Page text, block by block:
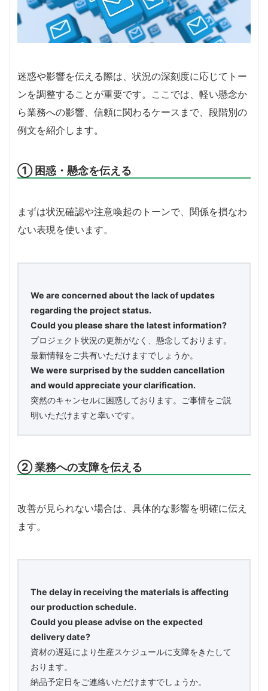
迷惑や影響を伝える際は、状況の深刻度に応じてトー
ンを調整することが重要です。ここでは、軽い懸念か
ら業務への影響、信頼に関わるケースまで、段階別の
例文を紹介します。
① 困惑・懸念を伝える
まずは状況確認や注意喚起のトーンで、関係を損なわ
ない表現を使います。
We are concerned about the lack of updates
regarding the project status.
Could you please share the latest information?
プロジェクト状況の更新がなく、懸念しております。
最新情報をご共有いただけますでしょうか。
We were surprised by the sudden cancellation
and would appreciate your clarification.
突然のキャンセルに困惑しております。ご事情をご説
明いただけますと幸いです。
② 業務への支障を伝える
改善が見られない場合は、具体的な影響を明確に伝え
ます。
The delay in receiving the materials is affecting
our production schedule.
Could you please advise on the expected
delivery date?
資材の遅延により生産スケジュールに支障をきたして
おります。
納品予定日をご連絡いただけますでしょうか。